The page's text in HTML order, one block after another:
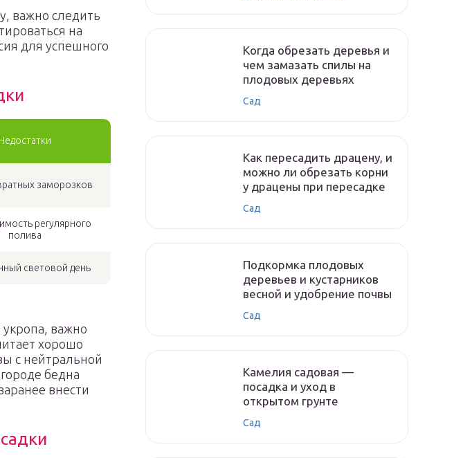
важно следить
на
для успешного
Недостатки
заморозков
регулярного
полива
световой день
укропа, важно
хорошо
с нейтральной
бедна
внести
Когда обрезать деревья и
чем замазать спилы на
плодовых деревьях
Сад
Как пересадить драцену, и
можно ли обрезать корни
у драцены при пересадке
Сад
Подкормка плодовых
деревьев и кустарников
весной и удобрение почвы
Сад
Камелия садовая —
посадка и уход в
открытом грунте
Сад